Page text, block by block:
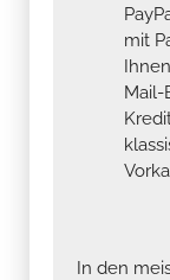
mit
Mail-
In den